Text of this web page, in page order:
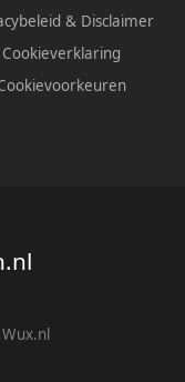
& Disclaimer
Cookieverklaring